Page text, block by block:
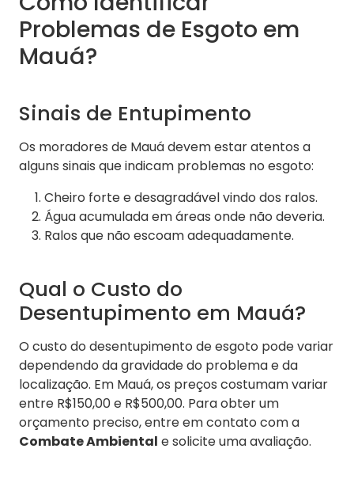
Problemas de Esgoto em
Mauá?
Sinais de Entupimento
Os moradores de Mauá devem estar atentos a
alguns sinais que indicam problemas no esgoto:
Cheiro forte e desagradável vindo dos ralos.
Água acumulada em áreas onde não deveria.
Ralos que não escoam adequadamente.
Qual o Custo do
Desentupimento em Mauá?
O custo do desentupimento de esgoto pode variar
dependendo da gravidade do problema e da
localização. Em Mauá, os preços costumam variar
entre R$150,00 e R$500,00. Para obter um
orçamento preciso, entre em contato com a
Combate Ambiental e solicite uma avaliação.